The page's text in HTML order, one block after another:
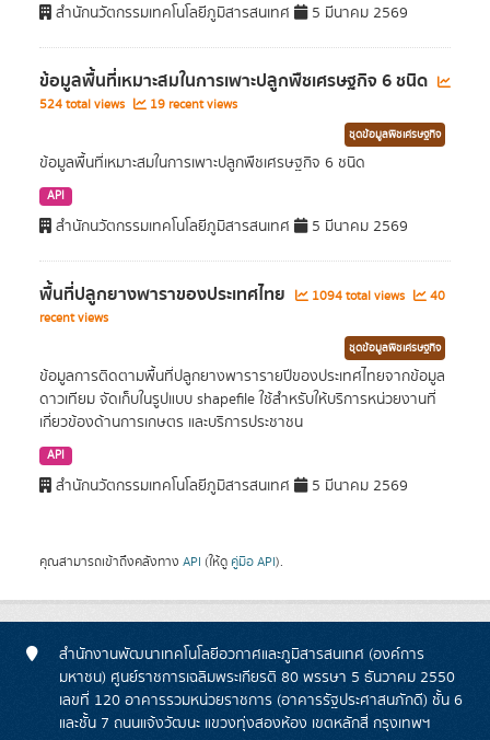
สำนักนวัตกรรมเทคโนโลยีภูมิสารสนเทศ 5 มีนาคม 2569
ข้อมูลพื้นที่เหมาะสมในการเพาะปลูกพืชเศรษฐกิจ 6 ชนิด
524 total views 19 recent views
ชุดข้อมูลพืชเศรษฐกิจ
ข้อมูลพื้นที่เหมาะสมในการเพาะปลูกพืชเศรษฐกิจ 6 ชนิด
API
สำนักนวัตกรรมเทคโนโลยีภูมิสารสนเทศ 5 มีนาคม 2569
พื้นที่ปลูกยางพาราของประเทศไทย 1094 total views
40
recent views
ชุดข้อมูลพืชเศรษฐกิจ
ข้อมูลการติดตามพื้นที่ปลูกยางพารารายปีของประเทศไทยจากข้อมูล
ดาวเทียม จัดเก็บในรูปแบบ shapefile ใช้สำหรับให้บริการหน่วยงานที่
เกี่ยวข้องด้านการเกษตร และบริการประชาชน
API
สำนักนวัตกรรมเทคโนโลยีภูมิสารสนเทศ 5 มีนาคม 2569
คุณสามารถเข้าถึงคลังทาง API (ให้ดู คู่มือ API).
สำนักงานพัฒนาเทคโนโลยีอวกาศและภูมิสารสนเทศ (องค์การ
มหาชน) ศูนย์ราชการเฉลิมพระเกียรติ 80 พรรษา 5 ธันวาคม 2550
เลขที่ 120 อาคารรวมหน่วยราชการ (อาคารรัฐประศาสนภักดี) ชั้น 6
และชั้น 7 ถนนแจ้งวัฒนะ แขวงทุ่งสองห้อง เขตหลักสี่ กรุงเทพฯ